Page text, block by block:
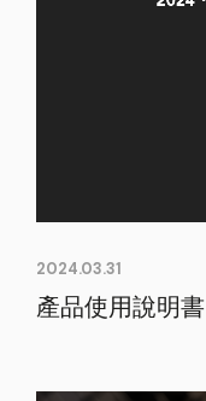
2024.03.31
產品使用說明書